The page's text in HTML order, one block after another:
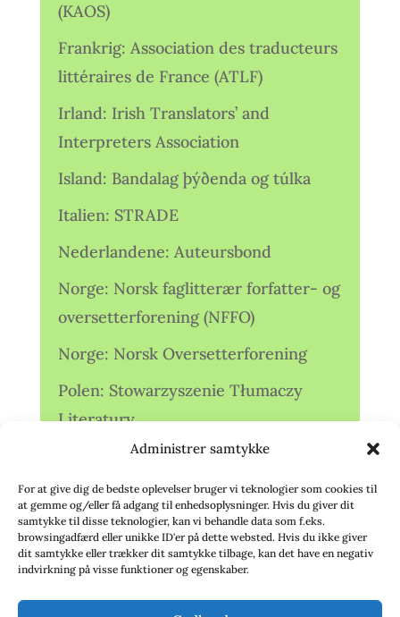
Administrer samtykke
For at give dig de bedste oplevelser bruger vi teknologier som cookies til
at gemme og/eller få adgang til enhedsoplysninger. Hvis du giver dit
samtykke til disse teknologier, kan vi behandle data som f.eks.
browsingadfærd eller unikke ID'er på dette websted. Hvis du ikke giver
dit samtykke eller trækker dit samtykke tilbage, kan det have en negativ
indvirkning på visse funktioner og egenskaber.
(KAOS)
Frankrig: Association des traducteurs
littéraires de France (ATLF)
Irland: Irish Translators’ and
Interpreters Association
Island: Bandalag þýðenda og túlka
Italien: STRADE
Nederlandene: Auteursbond
Norge: Norsk faglitterær forfatter- og
oversetterforening (NFFO)
Norge: Norsk Oversetterforening
Polen: Stowarzyszenie Tłumaczy
Literatury
Storbritannien: Translators
Association (TA)
Sverige: Översättarsektionen (Ö.)
Sverige: Översättarcentrum (ÖC)